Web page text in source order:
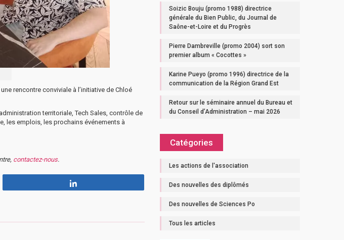
rencontre conviviale à l’initiative de Chloé
territoriale, Tech Sales, contrôle de
les emplois, les prochains événements à
contactez-nous.
Soizic Bouju (promo 1988) directrice
générale du Bien Public, du Journal de
Saône-et-Loire et du Progrès
Pierre Dambreville (promo 2004) sort son
premier album « Cocottes »
Karine Pueyo (promo 1996) directrice de la
communication de la Région Grand Est
Retour sur le séminaire annuel du Bureau et
du Conseil d’Administration – mai 2026
Catégories
Les actions de l'association
Des nouvelles des diplômés
Des nouvelles de Sciences Po
Tous les articles